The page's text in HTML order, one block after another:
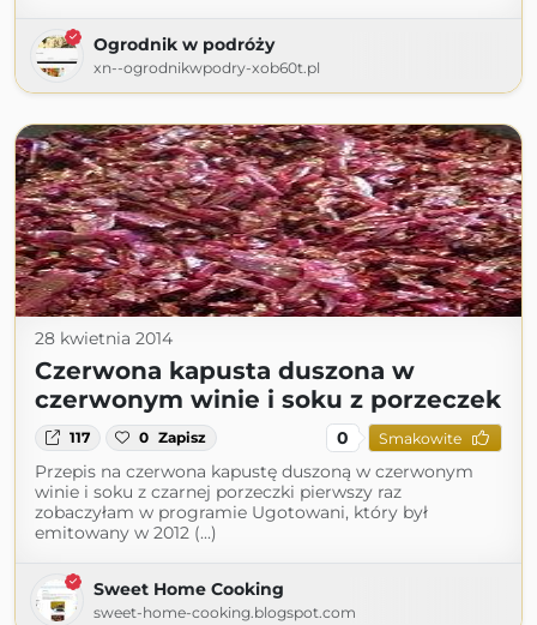
Ogrodnik w podróży
xn--ogrodnikwpodry-xob60t.pl
28 kwietnia 2014
Czerwona kapusta duszona w
czerwonym winie i soku z porzeczek
117 0 Zapisz 0 Smakowite
Przepis na czerwona kapustę duszoną w czerwonym
winie i soku z czarnej porzeczki pierwszy raz
zobaczyłam w programie Ugotowani, który był
emitowany w 2012 (...)
Sweet Home Cooking
sweet-home-cooking.blogspot.com